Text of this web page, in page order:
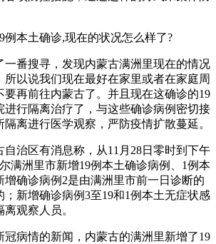
例本土确诊,现在的状况怎么样了?
一番搜寻，发现内蒙古满洲里现在的情况
所以说我们现在最好在家里或者在家庭周
要再前往内蒙古了。并且现在这确诊的19
进行隔离治疗了，与这些确诊病例密切接
离进行医学观察，严防疫情扩散蔓延。
治区有消息称，从11月28日零时到下午
满洲里市新增19例本土确诊病例、1例本
增确诊病例2是由满洲里市前一日诊断的
新增确诊病例3至19和1例本土无症状感
观察人员。
冠病情的新闻，内蒙古的满洲里新增了19